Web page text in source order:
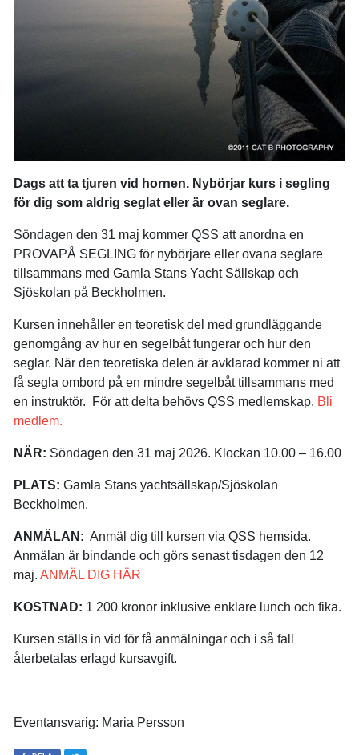
Dags att ta tjuren vid hornen. Nybörjar kurs i segling
för dig som aldrig seglat eller är ovan seglare.
Söndagen den 31 maj kommer QSS att anordna en
PROVAPÅ SEGLING för nybörjare eller ovana seglare
tillsammans med Gamla Stans Yacht Sällskap och
Sjöskolan på Beckholmen.
Kursen innehåller en teoretisk del med grundläggande
genomgång av hur en segelbåt fungerar och hur den
seglar. När den teoretiska delen är avklarad kommer ni att
få segla ombord på en mindre segelbåt tillsammans med
en instruktör. För att delta behövs QSS medlemskap. Bli
medlem.
NÄR: Söndagen den 31 maj 2026. Klockan 10.00 – 16.00
PLATS: Gamla Stans yachtsällskap/Sjöskolan
Beckholmen.
ANMÄLAN: Anmäl dig till kursen via QSS hemsida.
Anmälan är bindande och görs senast tisdagen den 12
maj. ANMÄL DIG HÄR
KOSTNAD: 1 200 kronor inklusive enklare lunch och fika.
Kursen ställs in vid för få anmälningar och i så fall
återbetalas erlagd kursavgift.
Eventansvarig: Maria Persson